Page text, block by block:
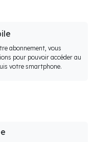
abonnement, vous
pour pouvoir accéder au
votre smartphone.